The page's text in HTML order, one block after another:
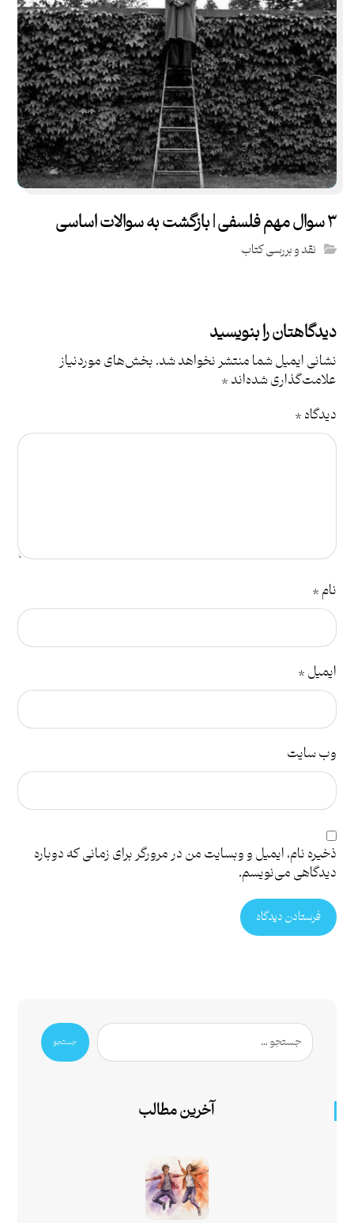
۳ سوال مهم فلسفی | بازگشت به سوالات اساسی
نقد و بررسی کتاب
دیدگاهتان را بنویسید
نشانی ایمیل شما منتشر نخواهد شد.بخش‌های موردنیاز
علامت‌گذاری شده‌اند*
دیدگاه*
نام*
ایمیل*
وب‌ سایت
ذخیره نام، ایمیل و وبسایت من در مرورگر برای زمانی که دوباره
دیدگاهی می‌نویسم.
فرستادن دیدگاه
جستجو
آخرین مطالب